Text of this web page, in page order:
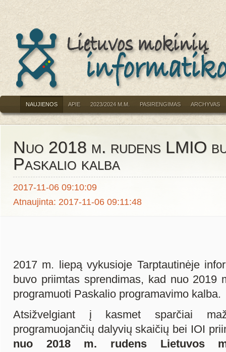
NAUJIENOS APIE 2023/2024 M.M. PASIRENGIMAS ARCHYVAS
Nuo 2018 m. rudens LMIO
Paskalio kalba
2017-11-06 09:10:09
Atnaujinta: 2017-11-06 09:11:48
2017 m. liepą vykusioje Tarptautinėje
buvo priimtas sprendimas, kad nuo 2019
programuoti Paskalio programavimo kalba.
Atsižvelgiant į kasmet sparčiai
programuojančių dalyvių skaičių bei IOI
nuo 2018 m. rudens Lietuvos